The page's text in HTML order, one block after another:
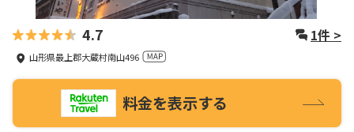
4.7 1件 >
山形県最上郡大蔵村南山496
料金を表示する